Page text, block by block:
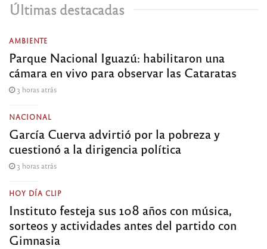
Últimas destacadas
AMBIENTE
Parque Nacional Iguazú: habilitaron una
cámara en vivo para observar las Cataratas
3 horas atrás
NACIONAL
García Cuerva advirtió por la pobreza y
cuestionó a la dirigencia política
3 horas atrás
HOY DÍA CLIP
Instituto festeja sus 108 años con música,
sorteos y actividades antes del partido con
Gimnasia